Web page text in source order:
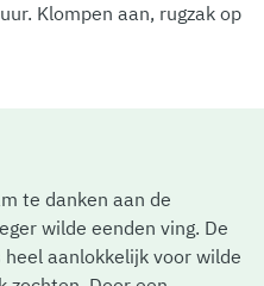
Klompen aan, rugzak op
te danken aan de
wilde eenden ving. De
aanlokkelijk voor wilde